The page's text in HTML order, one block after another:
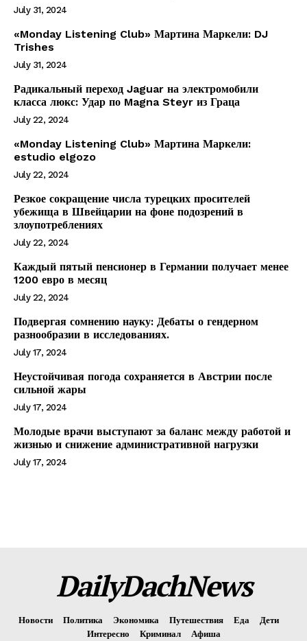
July 31, 2024
«Monday Listening Club» Мартина Маркели: DJ
Trishes
July 31, 2024
Радикальный переход Jaguar на электромобили
класса люкс: Удар по Magna Steyr из Граца
July 22, 2024
«Monday Listening Club» Мартина Маркели:
estudio elgozo
July 22, 2024
Резкое сокращение числа турецких просителей
убежища в Швейцарии на фоне подозрений в
злоупотреблениях
July 22, 2024
Каждый пятый пенсионер в Германии получает менее
1200 евро в месяц
July 22, 2024
Подвергая сомнению науку: Дебаты о гендерном
разнообразии в исследованиях.
July 17, 2024
Неустойчивая погода сохраняется в Австрии после
сильной жары
July 17, 2024
Молодые врачи выступают за баланс между работой и
жизнью и снижение административной нагрузки
July 17, 2024
DailyDachNews
Новости Политика Экономика Путешествия Еда
Дети
Интересно
Криминал Афиша